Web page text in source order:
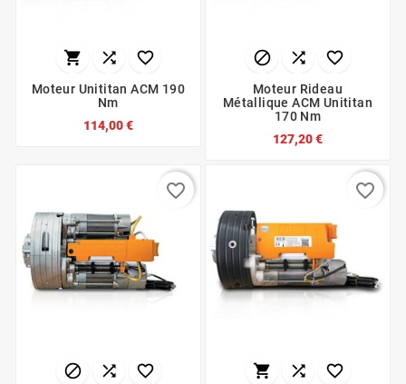
  
Moteur Unititan ACM 190
Nm
114,00 €
  
Moteur Rideau
Métallique ACM Unititan
170 Nm
127,20 €
  
favorite_border
  
favorite_border